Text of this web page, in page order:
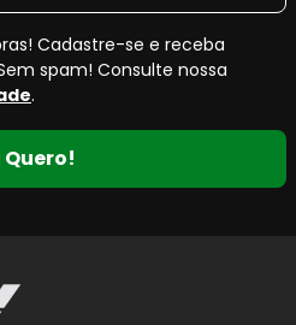
Cadastre-se e receba
spam! Consulte nossa
.
Quero!